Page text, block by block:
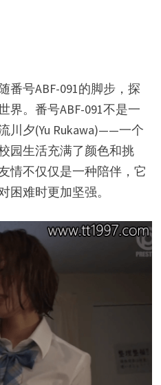
番号ABF-091的脚步，探
界。番号ABF-091不是一
川夕(Yu Rukawa)——一个
园生活充满了颜色和挑
情不仅仅是一种陪伴，它
困难时更加坚强。